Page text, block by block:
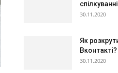
30.11.2020
Як
Вконтакті?
30.11.2020